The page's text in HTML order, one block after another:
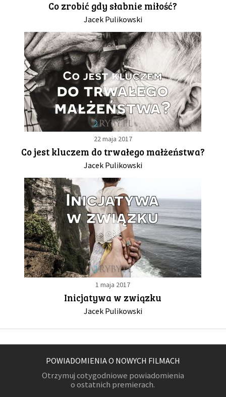
DRUŻYNA
WESPRZYJ NAS
PARTNERZY
NEWSLETTER
DLA MEDIÓW
KONTAKT
Co zrobić gdy słabnie miłość?
Jacek Pulikowski
22 maja 2017
Co jest kluczem do trwałego małżeństwa?
Jacek Pulikowski
1 maja 2017
Inicjatywa w związku
Jacek Pulikowski
POWIADOMIENIA O NOWYCH FILMACH
Otrzymuj cotygodniowe powiadomienia
o ostatnich premierach.